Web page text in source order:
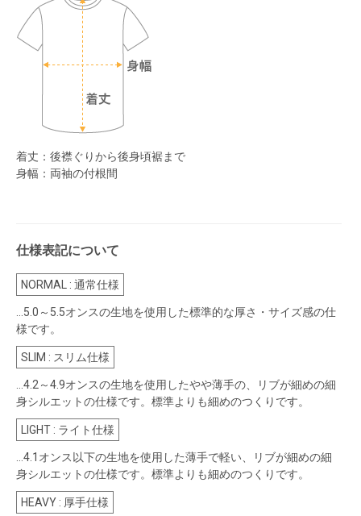
着丈：後襟ぐりから後身頃裾まで
身幅：両袖の付根間
仕様表記について
NORMAL : 通常仕様
…5.0～5.5オンスの生地を使用した標準的な厚さ・サイズ感の仕
様です。
SLIM : スリム仕様
…4.2～4.9オンスの生地を使用したやや薄手の、リブが細めの細
身シルエットの仕様です。標準よりも細めのつくりです。
LIGHT : ライト仕様
…4.1オンス以下の生地を使用した薄手で軽い、リブが細めの細
身シルエットの仕様です。標準よりも細めのつくりです。
HEAVY : 厚手仕様